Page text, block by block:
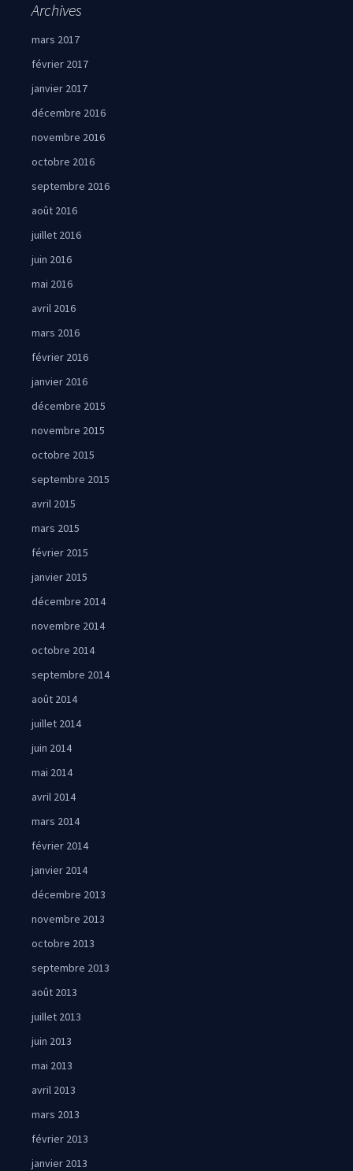
Archives
mars 2017
février 2017
janvier 2017
décembre 2016
novembre 2016
octobre 2016
septembre 2016
août 2016
juillet 2016
juin 2016
mai 2016
avril 2016
mars 2016
février 2016
janvier 2016
décembre 2015
novembre 2015
octobre 2015
septembre 2015
avril 2015
mars 2015
février 2015
janvier 2015
décembre 2014
novembre 2014
octobre 2014
septembre 2014
août 2014
juillet 2014
juin 2014
mai 2014
avril 2014
mars 2014
février 2014
janvier 2014
décembre 2013
novembre 2013
octobre 2013
septembre 2013
août 2013
juillet 2013
juin 2013
mai 2013
avril 2013
mars 2013
février 2013
janvier 2013